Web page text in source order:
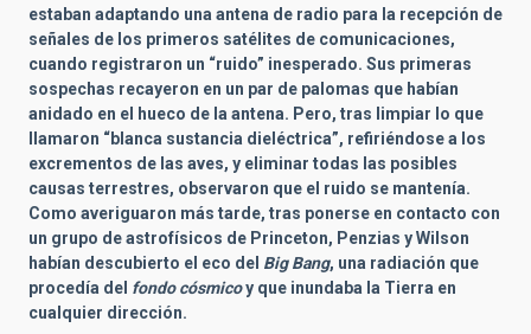
estaban adaptando una antena de radio para la recepción de
señales de los primeros satélites de comunicaciones,
cuando registraron un “ruido” inesperado. Sus primeras
sospechas recayeron en un par de palomas que habían
anidado en el hueco de la antena. Pero, tras limpiar lo que
llamaron “blanca sustancia dieléctrica”, refiriéndose a los
excrementos de las aves, y eliminar todas las posibles
causas terrestres, observaron que el ruido se mantenía.
Como averiguaron más tarde, tras ponerse en contacto con
un grupo de astrofísicos de Princeton, Penzias y Wilson
habían descubierto el eco del Big Bang, una radiación que
procedía del fondo cósmicoy que inundaba la Tierra en
cualquier dirección.